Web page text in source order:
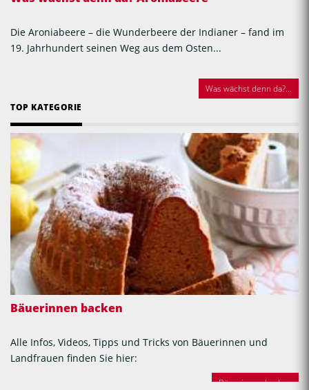
Die Aroniabeere – die Wunderbeere der Indianer – fand im
19. Jahrhundert seinen Weg aus dem Osten...
Was wächst denn da?...
TOP KATEGORIE
Bäuerinnen backen
Alle Infos, Videos, Tipps und Tricks von Bäuerinnen und
Landfrauen finden Sie hier:
Bäuerinnen backen